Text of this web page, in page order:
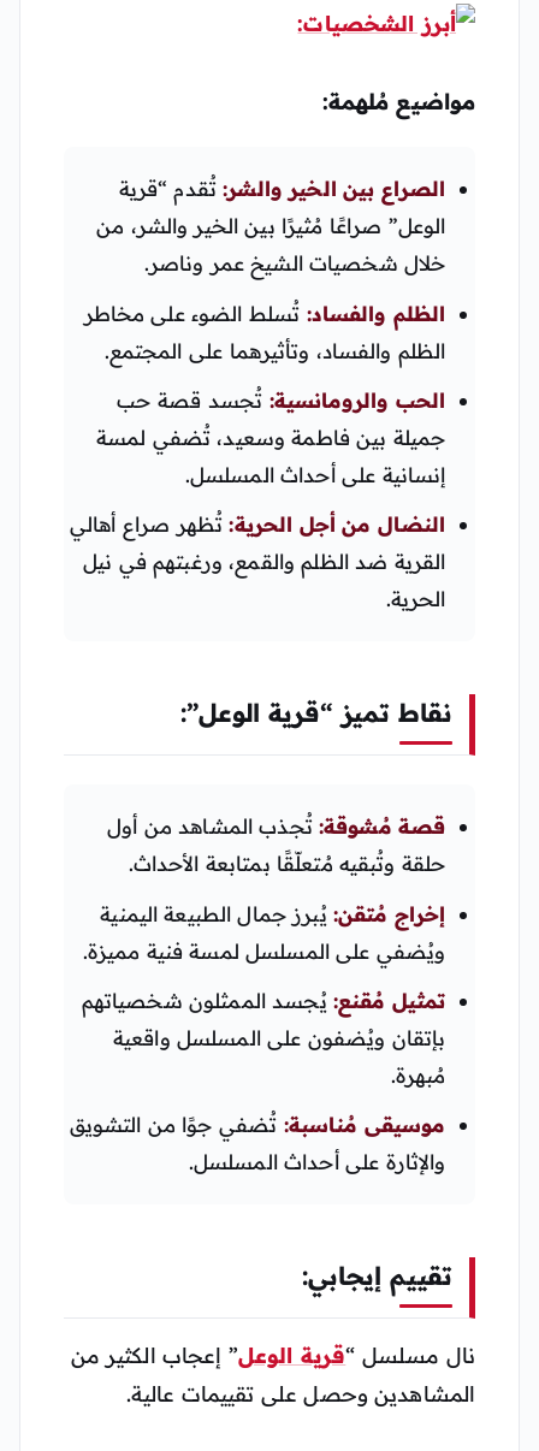
مواضيع مُلهمة:
الصراع بين الخير والشر:تُقدم “قرية
الوعل” صراعًا مُثيرًا بين الخير والشر، من
خلال شخصيات الشيخ عمر وناصر.
الظلم والفساد: تُسلط الضوء على مخاطر
الظلم والفساد، وتأثيرهما على المجتمع.
الحب والرومانسية: تُجسد قصة حب
جميلة بين فاطمة وسعيد، تُضفي لمسة
إنسانية على أحداث المسلسل.
النضال من أجل الحرية:تُظهر صراع أهالي
القرية ضد الظلم والقمع، ورغبتهم في نيل
الحرية.
نقاط تميز “قرية الوعل”:
قصة مُشوقة:تُجذب المشاهد من أول
حلقة وتُبقيه مُتعلّقًا بمتابعة الأحداث.
إخراج مُتقن:يُبرز جمال الطبيعة اليمنية
ويُضفي على المسلسل لمسة فنية مميزة.
تمثيل مُقنع:يُجسد الممثلون شخصياتهم
بإتقان ويُضفون على المسلسل واقعية
مُبهرة.
موسيقى مُناسبة: تُضفي جوًا من التشويق
والإثارة على أحداث المسلسل.
تقييم إيجابي:
نال مسلسل “قرية الوعل” إعجاب الكثير من
المشاهدين وحصل على تقييمات عالية.